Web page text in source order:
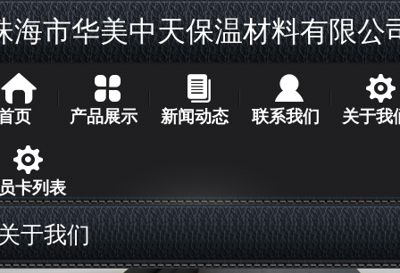
海市华美中天保温材料有限公
页 产品展示 新闻动态 联系我们 关于我
卡列表
于我们